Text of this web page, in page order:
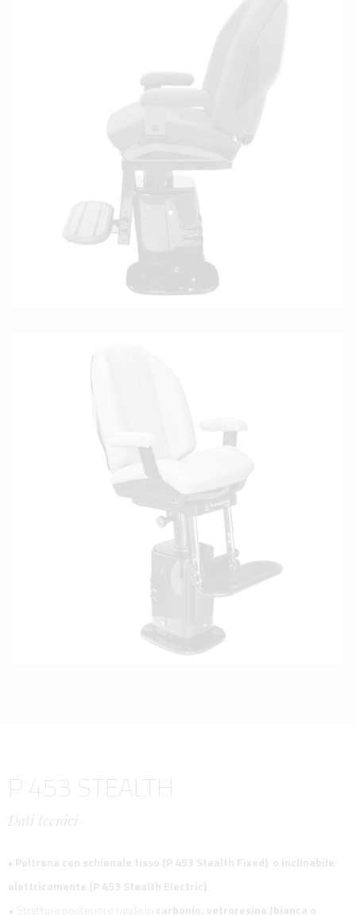
P 453 STEALTH
Dati tecnici
• Poltrona con schienale fisso (P 453 Stealth Fixed) o inclinabile
elettricamente (P 453 Stealth Electric)
• Struttura posteriore rigida in carbonio, vetroresina (bianca o